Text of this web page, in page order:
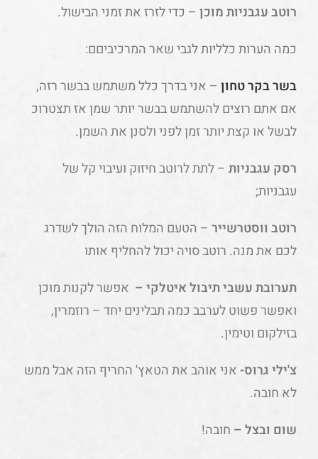
רוטב עגבניות מוכן – כדי לזרז את זמני הבישול.
כמה הערות כלליות לגבי שאר המרכיביםם:
בשר בקר טחון – אני בדרך כלל משתמש בבשר רזה,
אם אתם רוצים להשתמש בבשר יותר שמן אז תצטרוכ
לבשל או קצת יותר זמן לפני ולסנן את השמן.
רסק עגבניות – לתת לרוטב חיזוק ועיבוי קל של
עגבניות;
רוטב ווסטרשייר – הטעם המלוח הזה הולך לשדרג
לכם את מנה. רוטב סויה יכול להחליף אותו
תערובת עשבי תיבול איטלקי – אפשר לקנות מוכן
ואפשר פשוט לערבב כמה תבלינים יחד – רוזמרין,
בזילקום וטימין.
צ'ילי גרוס-אני אוהב את הטאץ' החריף הזה אבל ממש
לא חובה.
שום ובצל – חובה!